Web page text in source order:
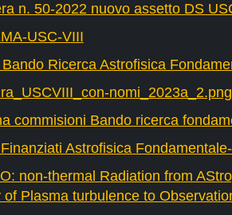
n. 50-2022 nuovo assetto DS
USC-VIII
Bando Ricerca Astrofisica
nomi_2023a_2.png
commisioni Bando ricerca
Astrofisica
non-thermal Radiation from
of Plasma turbulence to